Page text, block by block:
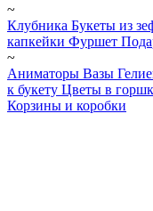
~
Клубника Букеты из
капкейки Фуршет
~
Аниматоры Вазы
к букету Цветы в
Корзины и коробки